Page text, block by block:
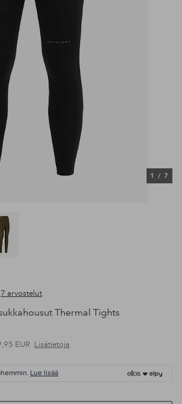
1 / 7
7 arvostelut
Thermal Tights
EUR Lisätietoja
Lue lisää